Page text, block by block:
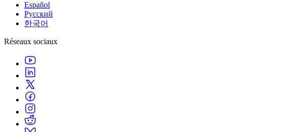
Español
Русский
한국어
Réseaux sociaux